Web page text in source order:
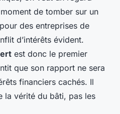
de tomber sur un
des entreprises de
d’intérêts évident.
est donc le premier
que son rapport ne sera
financiers cachés. Il
la vérité du bâti, pas les